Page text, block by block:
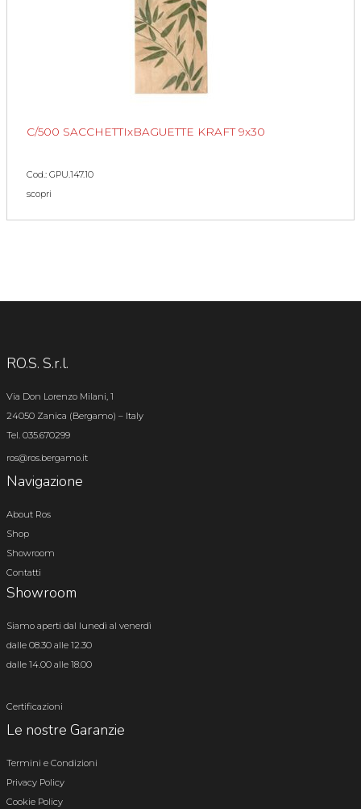
C/500 SACCHETTIxBAGUETTE KRAFT 9x30
Cod.: GPU.147.10
scopri
RO.S. S.r.l.
Via Don Lorenzo Milani, 1
24050 Zanica (Bergamo) – Italy
Tel. 035.670299
ros@ros.bergamo.it
Navigazione
About Ros
Shop
Showroom
Contatti
Showroom
Siamo aperti dal lunedì al venerdì
dalle 08.30 alle 12.30
dalle 14.00 alle 18.00
Certificazioni
Le nostre Garanzie
Termini e Condizioni
Privacy Policy
Cookie Policy